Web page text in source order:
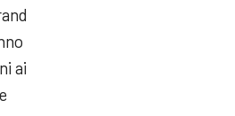
ai